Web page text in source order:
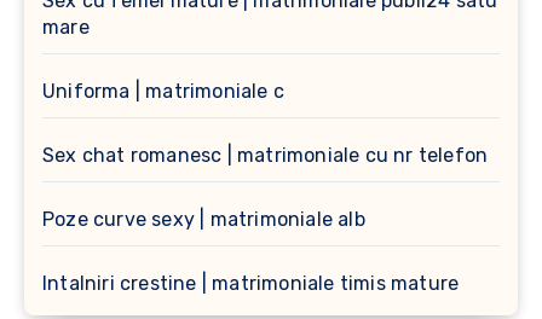
mare
Uniforma | matrimoniale c
Sex chat romanesc | matrimoniale cu nr telefon
Poze curve sexy | matrimoniale alb
Intalniri crestine | matrimoniale timis mature